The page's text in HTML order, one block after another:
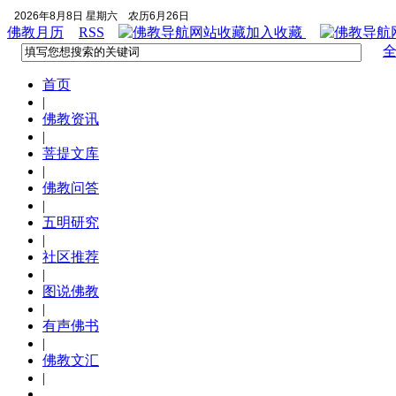
2026年8月8日 星期六 农历6月26日
佛教月历 RSS 加入收藏
首页
|
佛教资讯
|
菩提文库
|
佛教问答
|
五明研究
|
社区推荐
|
图说佛教
|
有声佛书
|
佛教文汇
|